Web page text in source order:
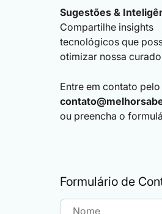
Sugestões &
Compartilhe insights
tecnológicos que
otimizar nossa
Entre em contato
ou preencha o
Formulário de